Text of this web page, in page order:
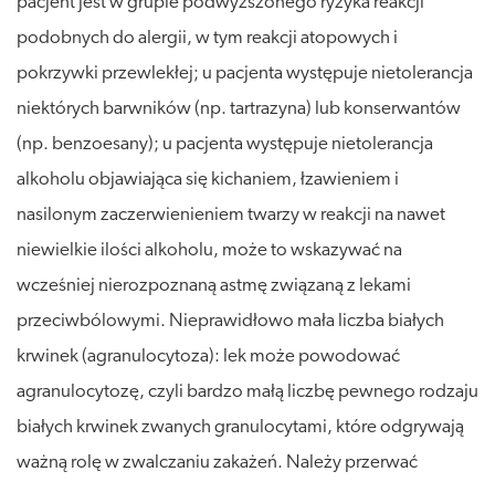
podobnych do alergii, w tym reakcji atopowych i
pokrzywki przewlekłej; u pacjenta występuje nietolerancja
niektórych barwników (np. tartrazyna) lub konserwantów
(np. benzoesany); u pacjenta występuje nietolerancja
alkoholu objawiająca się kichaniem, łzawieniem i
nasilonym zaczerwienieniem twarzy w reakcji na nawet
niewielkie ilości alkoholu, może to wskazywać na
wcześniej nierozpoznaną astmę związaną z lekami
przeciwbólowymi. Nieprawidłowo mała liczba białych
krwinek (agranulocytoza): lek może powodować
agranulocytozę, czyli bardzo małą liczbę pewnego rodzaju
białych krwinek zwanych granulocytami, które odgrywają
ważną rolę w zwalczaniu zakażeń. Należy przerwać